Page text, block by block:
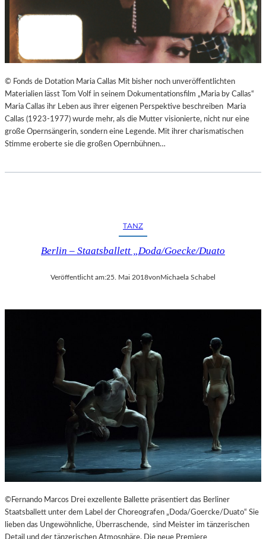
© Fonds de Dotation Maria Callas Mit bisher noch unveröffentlichten
Materialien lässt Tom Volf in seinem Dokumentationsfilm „Maria by Callas“
Maria Callas ihr Leben aus ihrer eigenen Perspektive beschreiben Maria
Callas (1923-1977) wurde mehr, als die Mutter visionierte, nicht nur eine
große Opernsängerin, sondern eine Legende. Mit ihrer charismatischen
Stimme eroberte sie die großen Opernbühnen…
TANZ
Berlin – Staatsballett „Doda/Goecke/Duato
Veröffentlicht am:25. Mai 2018vonMichaela Schabel
©Fernando Marcos Drei exzellente Ballette präsentiert das Berliner
Staatsballett unter dem Label der Choreografen „Doda/Goercke/Duato“ Sie
lieben das Ungewöhnliche, Überraschende, sind Meister im tänzerischen
Detail und der tänzerischen Atmosphäre. Die neue Premiere